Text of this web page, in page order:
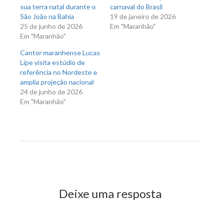
sua terra natal durante o
São João na Bahia
25 de junho de 2026
Em "Maranhão"
carnaval do Brasil
19 de janeiro de 2026
Em "Maranhão"
Cantor maranhense Lucas
Lipe visita estúdio de
referência no Nordeste e
amplia projeção nacional
24 de junho de 2026
Em "Maranhão"
Deixe uma resposta